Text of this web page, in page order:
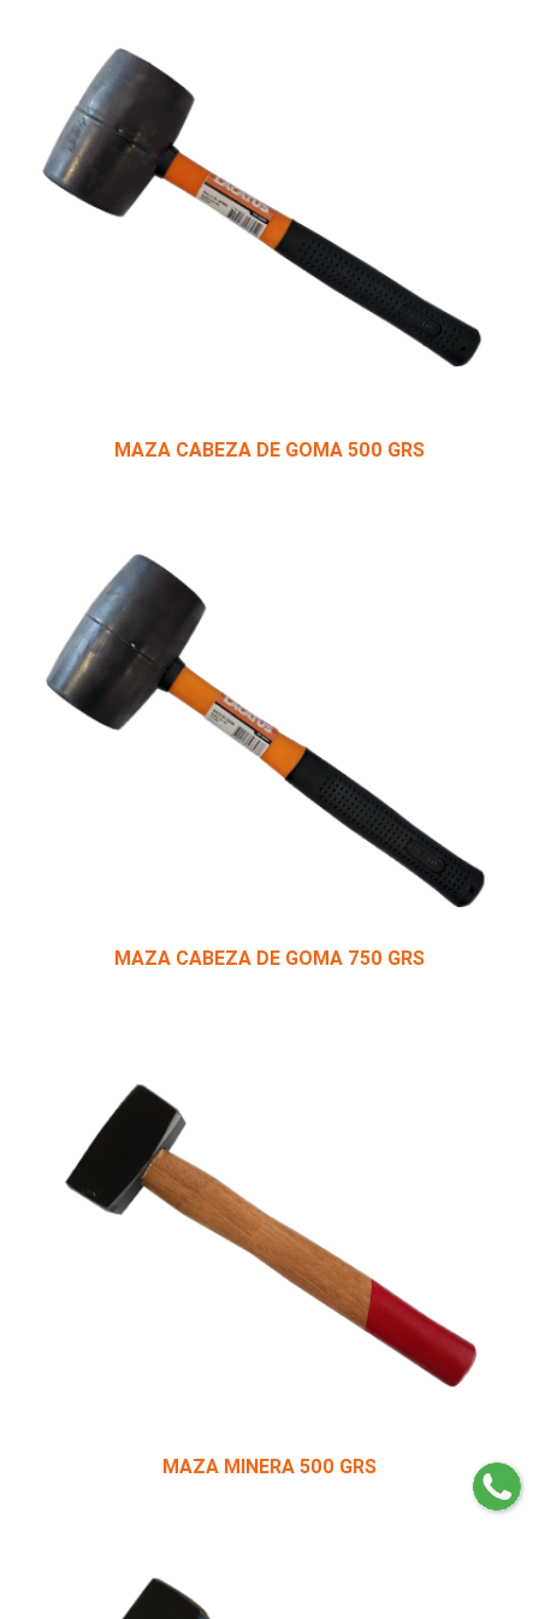
MAZA CABEZA DE GOMA 500 GRS
MAZA CABEZA DE GOMA 750 GRS
MAZA MINERA 500 GRS